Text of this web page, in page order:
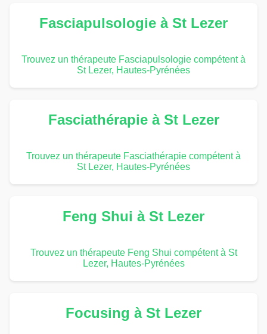
Fasciapulsologie à St Lezer
Trouvez un thérapeute Fasciapulsologie compétent à
St Lezer, Hautes-Pyrénées
Fasciathérapie à St Lezer
Trouvez un thérapeute Fasciathérapie compétent à
St Lezer, Hautes-Pyrénées
Feng Shui à St Lezer
Trouvez un thérapeute Feng Shui compétent à St
Lezer, Hautes-Pyrénées
Focusing à St Lezer